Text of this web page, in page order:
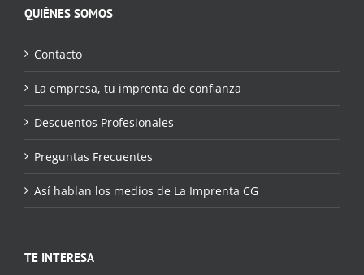
QUIÉNES SOMOS
Contacto
La empresa, tu imprenta de confianza
Descuentos Profesionales
Preguntas Frecuentes
Así hablan los medios de La Imprenta CG
TE INTERESA